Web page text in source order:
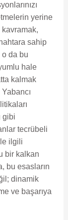
yerine
sahip
da bu
hale
kalmak
gibi
tecrübeli
ilgili
bir kalkan
bu esasların
dinamik
ve başarıya